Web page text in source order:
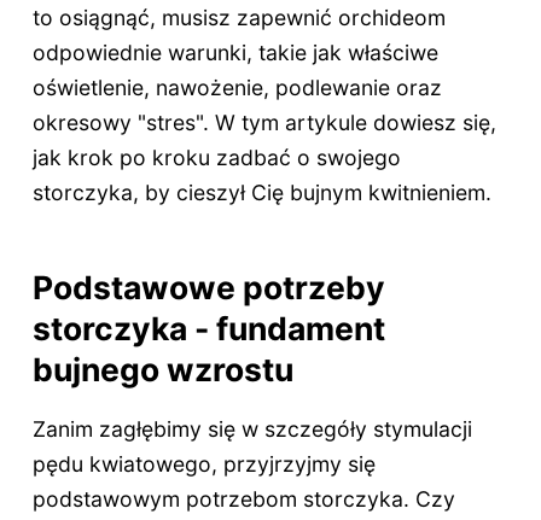
to osiągnąć, musisz zapewnić orchideom
odpowiednie warunki, takie jak właściwe
oświetlenie, nawożenie, podlewanie oraz
okresowy "stres". W tym artykule dowiesz się,
jak krok po kroku zadbać o swojego
storczyka, by cieszył Cię bujnym kwitnieniem.
Podstawowe potrzeby
storczyka - fundament
bujnego wzrostu
Zanim zagłębimy się w szczegóły stymulacji
pędu kwiatowego, przyjrzyjmy się
podstawowym potrzebom storczyka. Czy